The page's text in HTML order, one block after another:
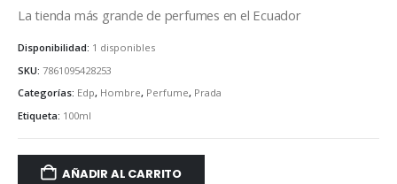
La tienda más grande de perfumes en el Ecuador
Disponibilidad: 1 disponibles
SKU: 7861095428253
Categorías: Edp, Hombre, Perfume, Prada
Etiqueta: 100ml
AÑADIR AL CARRITO